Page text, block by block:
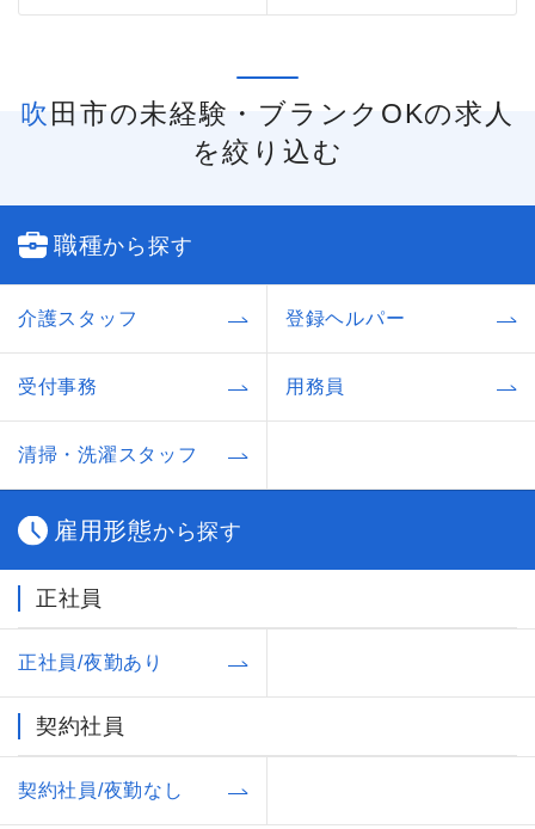
吹田市の未経験・ブランクOKの求人
を絞り込む
職種から探す
介護スタッフ 登録ヘルパー
受付事務 用務員
清掃・洗濯スタッフ
雇用形態から探す
正社員
正社員/夜勤あり
契約社員
契約社員/夜勤なし